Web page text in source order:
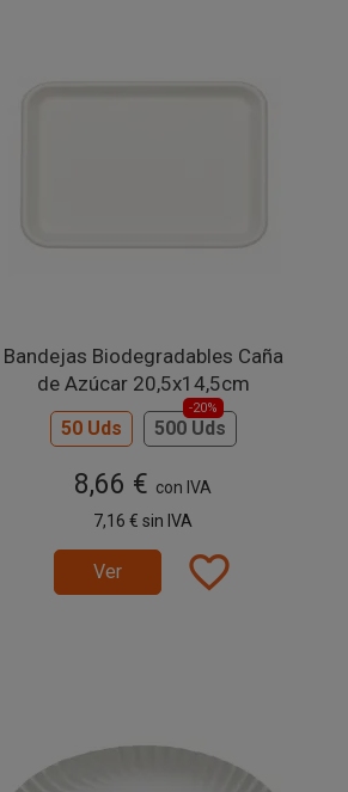
Bandejas Biodegradables Caña
de Azúcar 20,5x14,5cm
50 Uds 500 Uds
-20%
8,66 € con IVA
7,16 € sin IVA
Ver favorite_border